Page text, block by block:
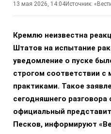
13 мая 2026, 14:04Источник:
Кремлю неизвестна
Штатов на испытание
уведомление о пуске
строгом соответствии
практиками. Такое
сегодняшнего
официальный
Песков, информируют